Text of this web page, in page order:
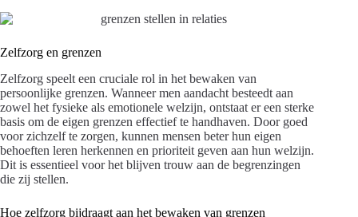
Zelfzorg en grenzen
Zelfzorg speelt een cruciale rol in het bewaken van
persoonlijke grenzen. Wanneer men aandacht besteedt aan
zowel het fysieke als emotionele welzijn, ontstaat er een sterke
basis om de eigen grenzen effectief te handhaven. Door goed
voor zichzelf te zorgen, kunnen mensen beter hun eigen
behoeften leren herkennen en prioriteit geven aan hun welzijn.
Dit is essentieel voor het blijven trouw aan de begrenzingen
die zij stellen.
Hoe zelfzorg bijdraagt aan het bewaken van grenzen